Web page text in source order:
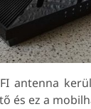
antenna
és ez a